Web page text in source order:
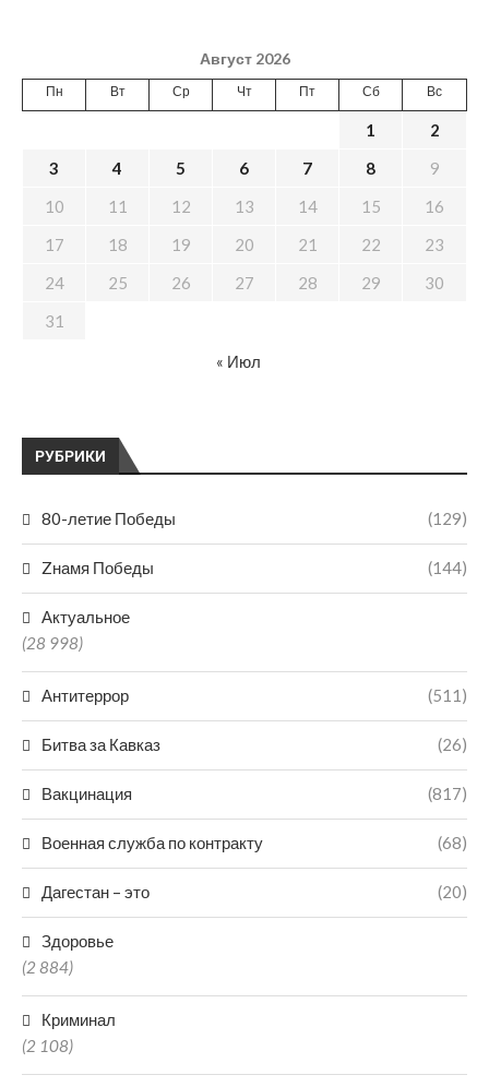
РУБРИКИ
80-летие Победы (129)
Zнамя Победы (144)
Актуальное
(28 998)
Антитеррор (511)
Битва за Кавказ (26)
Вакцинация (817)
Военная служба по контракту (68)
Дагестан – это (20)
Здоровье
(2 884)
Криминал
(2 108)
Август 2026
Пн Вт Ср Чт Пт Сб Вс
1
2
3
4 5 6 7 8
9
10
11 12 13 14 15
16
17
18 19 20 21 22
23
24
25 26 27 28 29
30
31
« Июл